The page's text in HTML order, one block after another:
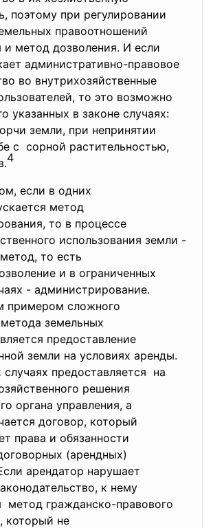
поэтому при регулировании
правоотношений
и метод дозволения. И если
административно-правовое
во внутрихозяйственные
то это возможно
указанных в законе случаях:
земли, при непринятии
с сорной растительностью,
4
если в одних
метод
то в процессе
использования земли -
то есть
и в ограниченных
- администрирование.
примером сложного
земельных
предоставление
земли на условиях аренды.
случаях предоставляется на
решения
органа управления, а
договор, который
права и обязанности
(арендных)
арендатор нарушает
к нему
метод гражданско-правового
который не